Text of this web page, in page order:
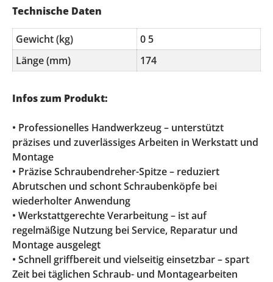
Technische Daten
Gewicht (kg)
0 5
Länge (mm)
174
Infos zum Produkt:
• Professionelles Handwerkzeug – unterstützt
präzises und zuverlässiges Arbeiten in Werkstatt und
Montage
• Präzise Schraubendreher-Spitze – reduziert
Abrutschen und schont Schraubenköpfe bei
wiederholter Anwendung
• Werkstattgerechte Verarbeitung – ist auf
regelmäßige Nutzung bei Service, Reparatur und
Montage ausgelegt
• Schnell griffbereit und vielseitig einsetzbar – spart
Zeit bei täglichen Schraub- und Montagearbeiten